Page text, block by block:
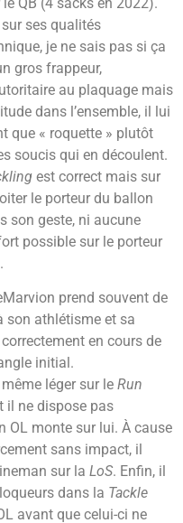
ses qualités
je ne sais pas si ça
gros frappeur,
au plaquage mais
dans l’ensemble, il lui
que « roquette » plutôt
soucis qui en découlent.
est correct mais sur
le porteur du ballon
son geste, ni aucune
possible sur le porteur
prend souvent de
son athlétisme et sa
en cours de
initial.
léger sur le Run
il ne dispose pas
OL monte sur lui. À cause
sans impact, il
sur la LoS. Enfin, il
dans la Tackle
avant que celui-ci ne